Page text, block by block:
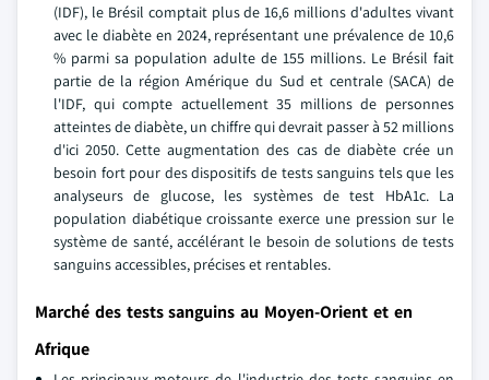
(IDF), le Brésil comptait plus de 16,6 millions d'adultes vivant
avec le diabète en 2024, représentant une prévalence de 10,6
% parmi sa population adulte de 155 millions. Le Brésil fait
partie de la région Amérique du Sud et centrale (SACA) de
l'IDF, qui compte actuellement 35 millions de personnes
atteintes de diabète, un chiffre qui devrait passer à 52 millions
d'ici 2050. Cette augmentation des cas de diabète crée un
besoin fort pour des dispositifs de tests sanguins tels que les
analyseurs de glucose, les systèmes de test HbA1c. La
population diabétique croissante exerce une pression sur le
système de santé, accélérant le besoin de solutions de tests
sanguins accessibles, précises et rentables.
Marché des tests sanguins au Moyen-Orient et en
Afrique